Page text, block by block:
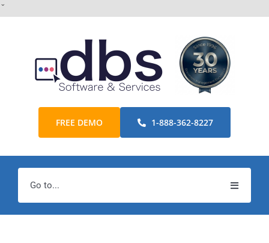
ˇ
FREE DEMO 1-888-362-8227
Go to...
Home